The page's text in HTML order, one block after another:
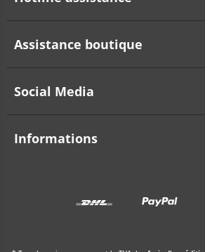
Assistance boutique
Social Media
Informations